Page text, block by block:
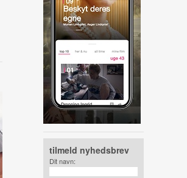
tilmeld nyhedsbrev
Dit navn: